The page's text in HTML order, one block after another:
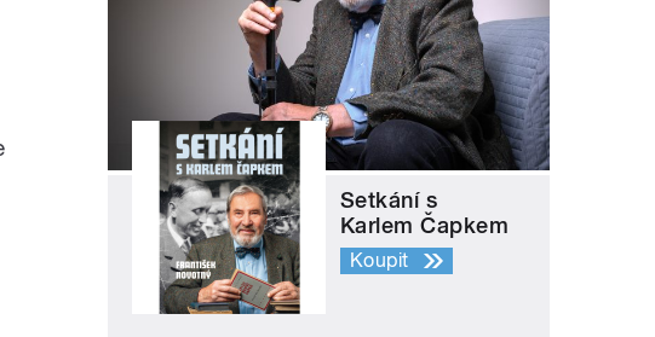
Setkání s
Karlem Čapkem
Koupit